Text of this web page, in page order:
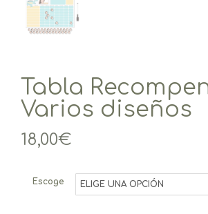
Tabla
Varios diseños
18,00€
Escoge